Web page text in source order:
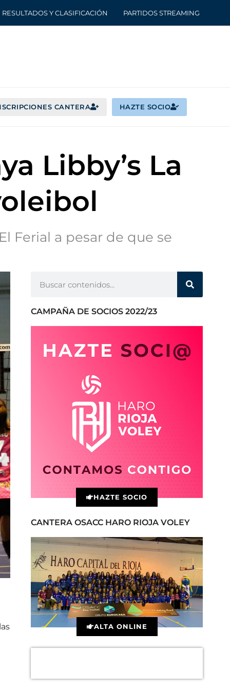
RESULTADOS Y CLASIFICACIÓN PARTIDOS STREAMING
CANTERA HAZTE SOCIO
Libby’s La
Ferial a pesar de que se
CAMPAÑA DE SOCIOS 2022/23
HAZTE SOCIO
CANTERA OSACC HARO RIOJA VOLEY
ALTA ONLINE